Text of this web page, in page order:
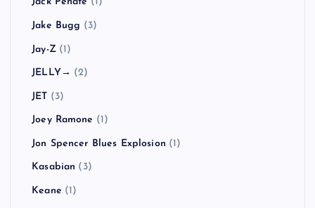
Jake Bugg (3)
Jay-Z(1)
JELLY→ (2)
JET (3)
Joey Ramone (1)
Jon Spencer Blues Explosion (1)
Kasabian (3)
Keane (1)